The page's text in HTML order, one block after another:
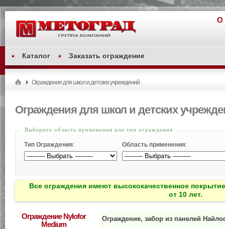
О
Каталог Заказать ограждение
Ограждения для школ и детских учреждений
Ограждения для школ и детских
Выберите область применения или тип ограждения
Тип Ограждения: Область применения:
Все ограждения имеют высококачественное
от 10 лет.
Ограждение Nylofor
Medium
Ограждение, забор из панелей